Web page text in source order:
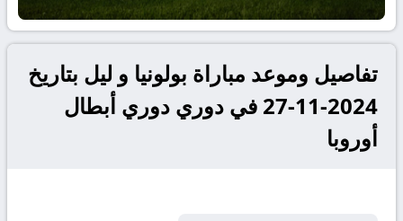
تفاصيل وموعد مباراة بولونيا و ليل بتاريخ
2024-11-27 في دوري دوري أبطال
أوروبا